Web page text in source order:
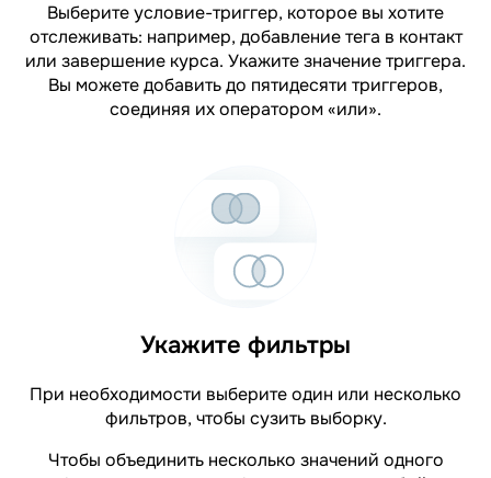
Выберите условие-триггер, которое вы хотите
отслеживать: например, добавление тега в контакт
или завершение курса. Укажите значение триггера.
Вы можете добавить до пятидесяти триггеров,
соединяя их оператором «или».
Укажите фильтры
При необходимости выберите один или несколько
фильтров, чтобы сузить выборку.
Чтобы объединить несколько значений одного